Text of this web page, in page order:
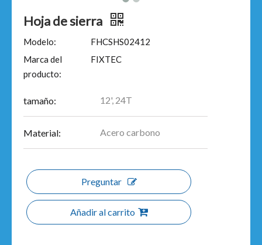
Hoja de sierra
Modelo:
FHCSHS02412
Marca del
producto:
FIXTEC
tamaño: 12', 24T
Material: Acero carbono
Preguntar
Añadir al carrito